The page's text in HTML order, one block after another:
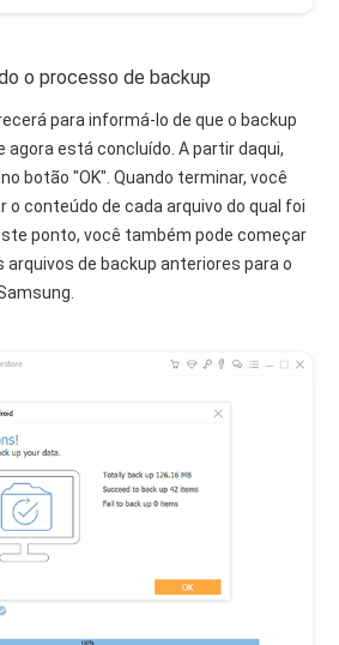
o processo de backup
para informá-lo de que o backup
agora está concluído. A partir daqui,
botão "OK". Quando terminar, você
o conteúdo de cada arquivo do qual foi
ponto, você também pode começar
arquivos de backup anteriores para o